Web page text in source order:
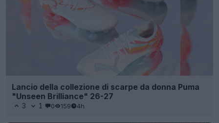
Lancio della collezione di scarpe da donna Puma
"Unseen Brilliance" 26-27
3 1 0 159 4h